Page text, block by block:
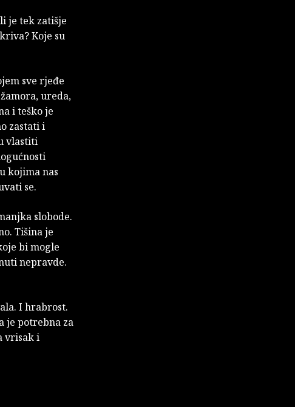
je tek zatišje
Koje su
sve rjeđe
ureda,
i teško je
zastati i
vlastiti
kojima nas
se.
slobode.
Tišina je
bi mogle
nepravde.
I hrabrost.
je potrebna za
vrisak i